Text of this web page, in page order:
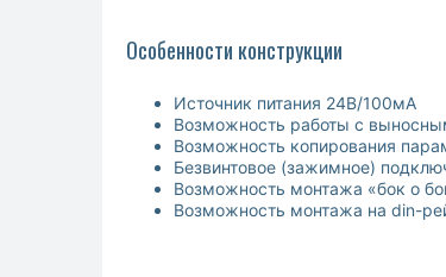
Особенности конструкции
Источник питания 24В/100мА
Возможность работы с
Возможность копирования
Безвинтовое (зажимное)
Возможность монтажа «бок о
Возможность монтажа на din-